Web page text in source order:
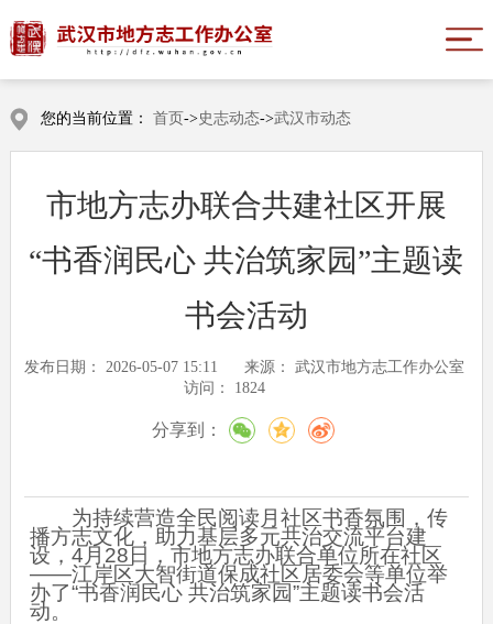
您的当前位置： 首页->史志动态->武汉市动态
市地方志办联合共建社区开展
“书香润民心 共治筑家园”主题读
书会活动
发布日期： 2026-05-07 15:11 来源： 武汉市地方志工作办公室
访问： 1824
分享到：
为持续营造全民阅读月社区书香氛围，传
播方志文化，助力基层多元共治交流平台建
设，4月28日，市地方志办联合单位所在社区
——江岸区大智街道保成社区居委会等单位举
办了“书香润民心 共治筑家园”主题读书会活
动。